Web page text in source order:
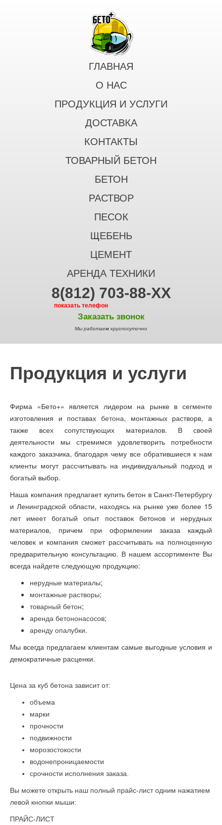
ГЛАВНАЯ
О НАС
ПРОДУКЦИЯ И УСЛУГИ
ДОСТАВКА
КОНТАКТЫ
ТОВАРНЫЙ БЕТОН
БЕТОН
РАСТВОР
ПЕСОК
ЩЕБЕНЬ
ЦЕМЕНТ
АРЕНДА ТЕХНИКИ
8(812) 703-88-XX
показать телефон
Заказать звонок
Мы работаем круглосуточно
Продукция и услуги
Фирма «Бето+» является лидером на рынке в сегменте
изготовления и поставах бетона, монтажных растворв, а
также всех сопутствующих материалов. В своей
деятельности мы стремимся удовлетворить потребности
каждого заказчика, благодаря чему все обратившиеся к нам
клиенты могут рассчитывать на индивидуальный подход и
богатый выбор.
Наша компания предлагает купить бетон в Санкт-Петербургу
и Ленинградской области, находясь на рынке уже более 15
лет имеет богатый опыт поставок бетонов и нерудных
материалов, причем при оформлении заказа каждый
человек и компания сможет рассчитывать на полноценную
предварительную консультацию. В нашем ассортименте Вы
всегда найдете следующую продукцию:
нерудные материалы;
монтажные растворы;
товарный бетон;
аренда бетононасосов;
аренду опалубки.
Мы всегда предлагаем клиентам самые выгодные условия и
демократичные расценки.
Цена за куб бетона зависит от:
объема
марки
прочности
подвижности
морозостокости
водонепроницаемости
срочности исполнения заказа.
Вы можете открыть наш полный прайс-лист одним нажатием
левой кнопки мыши:
ПРАЙС-ЛИСТ